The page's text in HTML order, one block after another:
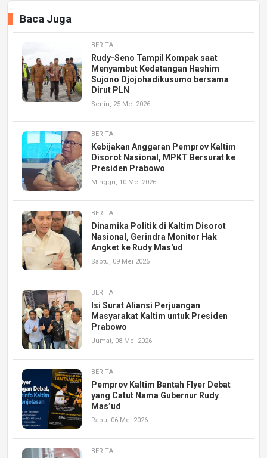
Baca Juga
BERITA
Rudy-Seno Tampil Kompak saat
Menyambut Kedatangan Hashim
Sujono Djojohadikusumo bersama
Dirut PLN
Senin, 25 Mei 2026
BERITA
Kebijakan Anggaran Pemprov Kaltim
Disorot Nasional, MPKT Bersurat ke
Presiden Prabowo
Minggu, 10 Mei 2026
BERITA
Dinamika Politik di Kaltim Disorot
Nasional, Gerindra Monitor Hak
Angket ke Rudy Mas'ud
Sabtu, 09 Mei 2026
BERITA
Isi Surat Aliansi Perjuangan
Masyarakat Kaltim untuk Presiden
Prabowo
Jumat, 08 Mei 2026
BERITA
Pemprov Kaltim Bantah Flyer Debat
yang Catut Nama Gubernur Rudy
Mas’ud
Rabu, 06 Mei 2026
BERITA